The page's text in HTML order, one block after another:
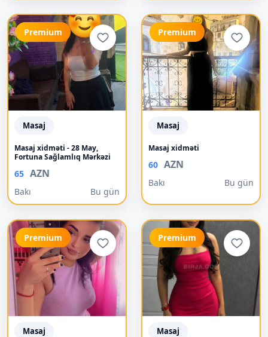
Premium
Masaj
Masaj xidməti - 28 May,
Fortuna Sağlamlıq Mərkəzi
65 AZN
Bakı Bu gün
Premium
Masaj
Masaj xidməti
60 AZN
Bakı Bu gün
Premium
Masaj
Premium
Masaj